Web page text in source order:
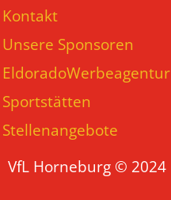
Kontakt
Unsere Sponsoren
EldoradoWerbeagentur
Sportstätten
Stellenangebote
VfL Horneburg © 2024